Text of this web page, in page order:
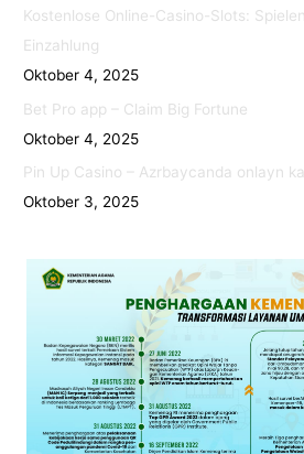
Kostenlose Online-Casino-Slots:
Einzahlung
Oktober 4, 2025
Bet Pro app – Claim Big Fortune
Oktober 4, 2025
Pin Up Casino – Azrbaycanda onlayn
Oktober 3, 2025